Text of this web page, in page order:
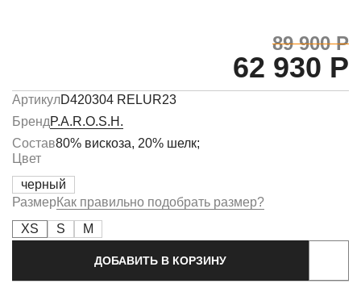
89 900 Р
62 930 Р
АртикулD420304 RELUR23
БрендP.A.R.O.S.H.
Состав80% вискоза, 20% шелк;
Цвет
черный
РазмерКак правильно подобрать размер?
XS
S M
ДОБАВИТЬ В КОРЗИНУ